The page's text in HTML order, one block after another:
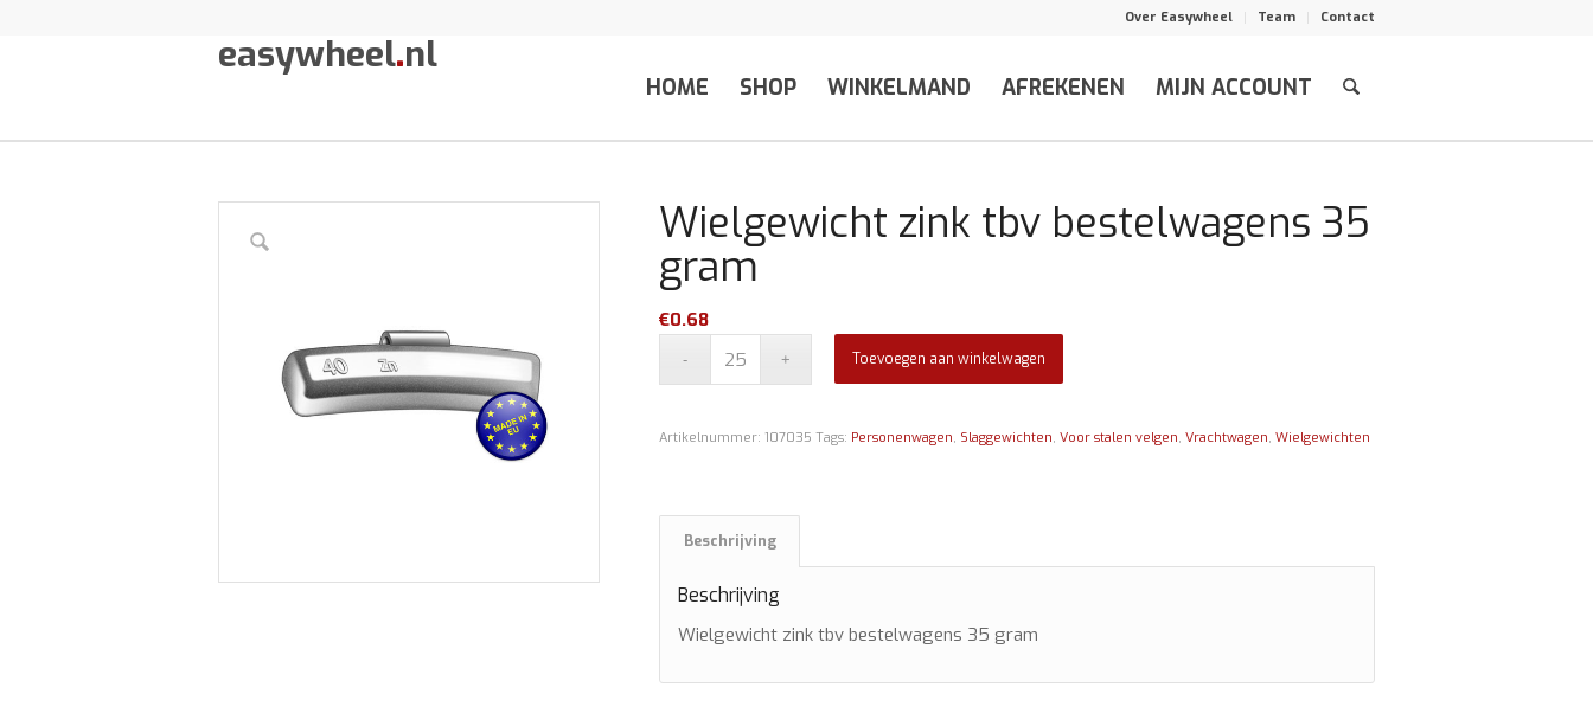
Over Easywheel Team Contact
easywheel.nl
HOME SHOP WINKELMAND AFREKENEN MIJN ACCOUNT
Wielgewicht zink tbv bestelwagens 35
gram
€0.68
Toevoegen aan winkelwagen
Artikelnummer:107035 Tags: Personenwagen, Slaggewichten,Voor stalen velgen,Vrachtwagen,Wielgewichten
Beschrijving
Beschrijving
Wielgewicht zink tbv bestelwagens 35 gram